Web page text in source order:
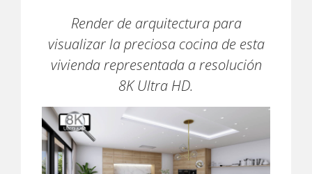
Render de arquitectura para
visualizar la preciosa cocina de esta
vivienda representada a resolución
8K Ultra HD.